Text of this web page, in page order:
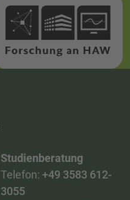
Studienberatung
Telefon: +49 3583 612-
3055